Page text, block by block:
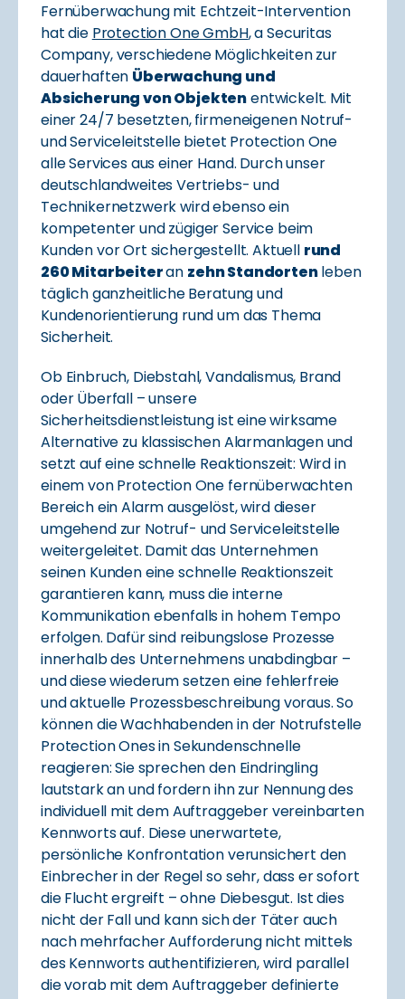
Fernüberwachung mit Echtzeit-Intervention
hat die Protection One GmbH, a Securitas
Company, verschiedene Möglichkeiten zur
dauerhaften Überwachung und
Absicherung von Objektenentwickelt. Mit
einer 24/7 besetzten, firmeneigenen Notruf-
und Serviceleitstelle bietet Protection One
alle Services aus einer Hand. Durch unser
deutschlandweites Vertriebs- und
Technikernetzwerk wird ebenso ein
kompetenter und zügiger Service beim
Kunden vor Ort sichergestellt. Aktuell rund
260 Mitarbeiteran zehn Standortenleben
täglich ganzheitliche Beratung und
Kundenorientierung rund um das Thema
Sicherheit.
Ob Einbruch, Diebstahl, Vandalismus, Brand
oder Überfall – unsere
Sicherheitsdienstleistung ist eine wirksame
Alternative zu klassischen Alarmanlagen und
setzt auf eine schnelle Reaktionszeit: Wird in
einem von Protection One fernüberwachten
Bereich ein Alarm ausgelöst, wird dieser
umgehend zur Notruf- und Serviceleitstelle
weitergeleitet. Damit das Unternehmen
seinen Kunden eine schnelle Reaktionszeit
garantieren kann, muss die interne
Kommunikation ebenfalls in hohem Tempo
erfolgen. Dafür sind reibungslose Prozesse
innerhalb des Unternehmens unabdingbar –
und diese wiederum setzen eine fehlerfreie
und aktuelle Prozessbeschreibung voraus. So
können die Wachhabenden in der Notrufstelle
Protection Ones in Sekundenschnelle
reagieren: Sie sprechen den Eindringling
lautstark an und fordern ihn zur Nennung des
individuell mit dem Auftraggeber vereinbarten
Kennworts auf. Diese unerwartete,
persönliche Konfrontation verunsichert den
Einbrecher in der Regel so sehr, dass er sofort
die Flucht ergreift – ohne Diebesgut. Ist dies
nicht der Fall und kann sich der Täter auch
nach mehrfacher Aufforderung nicht mittels
des Kennworts authentifizieren, wird parallel
die vorab mit dem Auftraggeber definierte